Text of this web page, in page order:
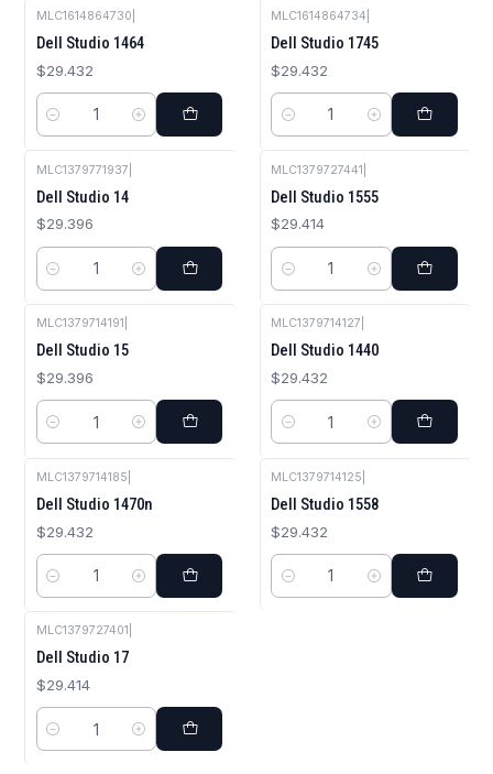
MLC1614864730
Dell Studio 1464
$29.432
Cantidad
MLC1614864734
Dell Studio 1745
$29.432
Cantidad
MLC1379771937
Dell Studio 14
$29.396
Cantidad
MLC1379727441
Dell Studio 1555
$29.414
Cantidad
MLC1379714191
Dell Studio 15
$29.396
Cantidad
MLC1379714127
Dell Studio 1440
$29.432
Cantidad
MLC1379714185
Dell Studio 1470n
$29.432
Cantidad
MLC1379714125
Dell Studio 1558
$29.432
Cantidad
MLC1379727401
Dell Studio 17
$29.414
Cantidad